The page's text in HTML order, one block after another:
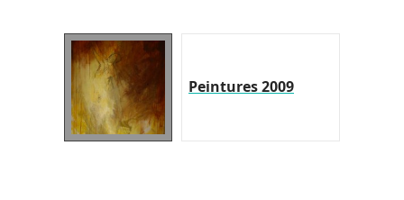
Peintures 2009